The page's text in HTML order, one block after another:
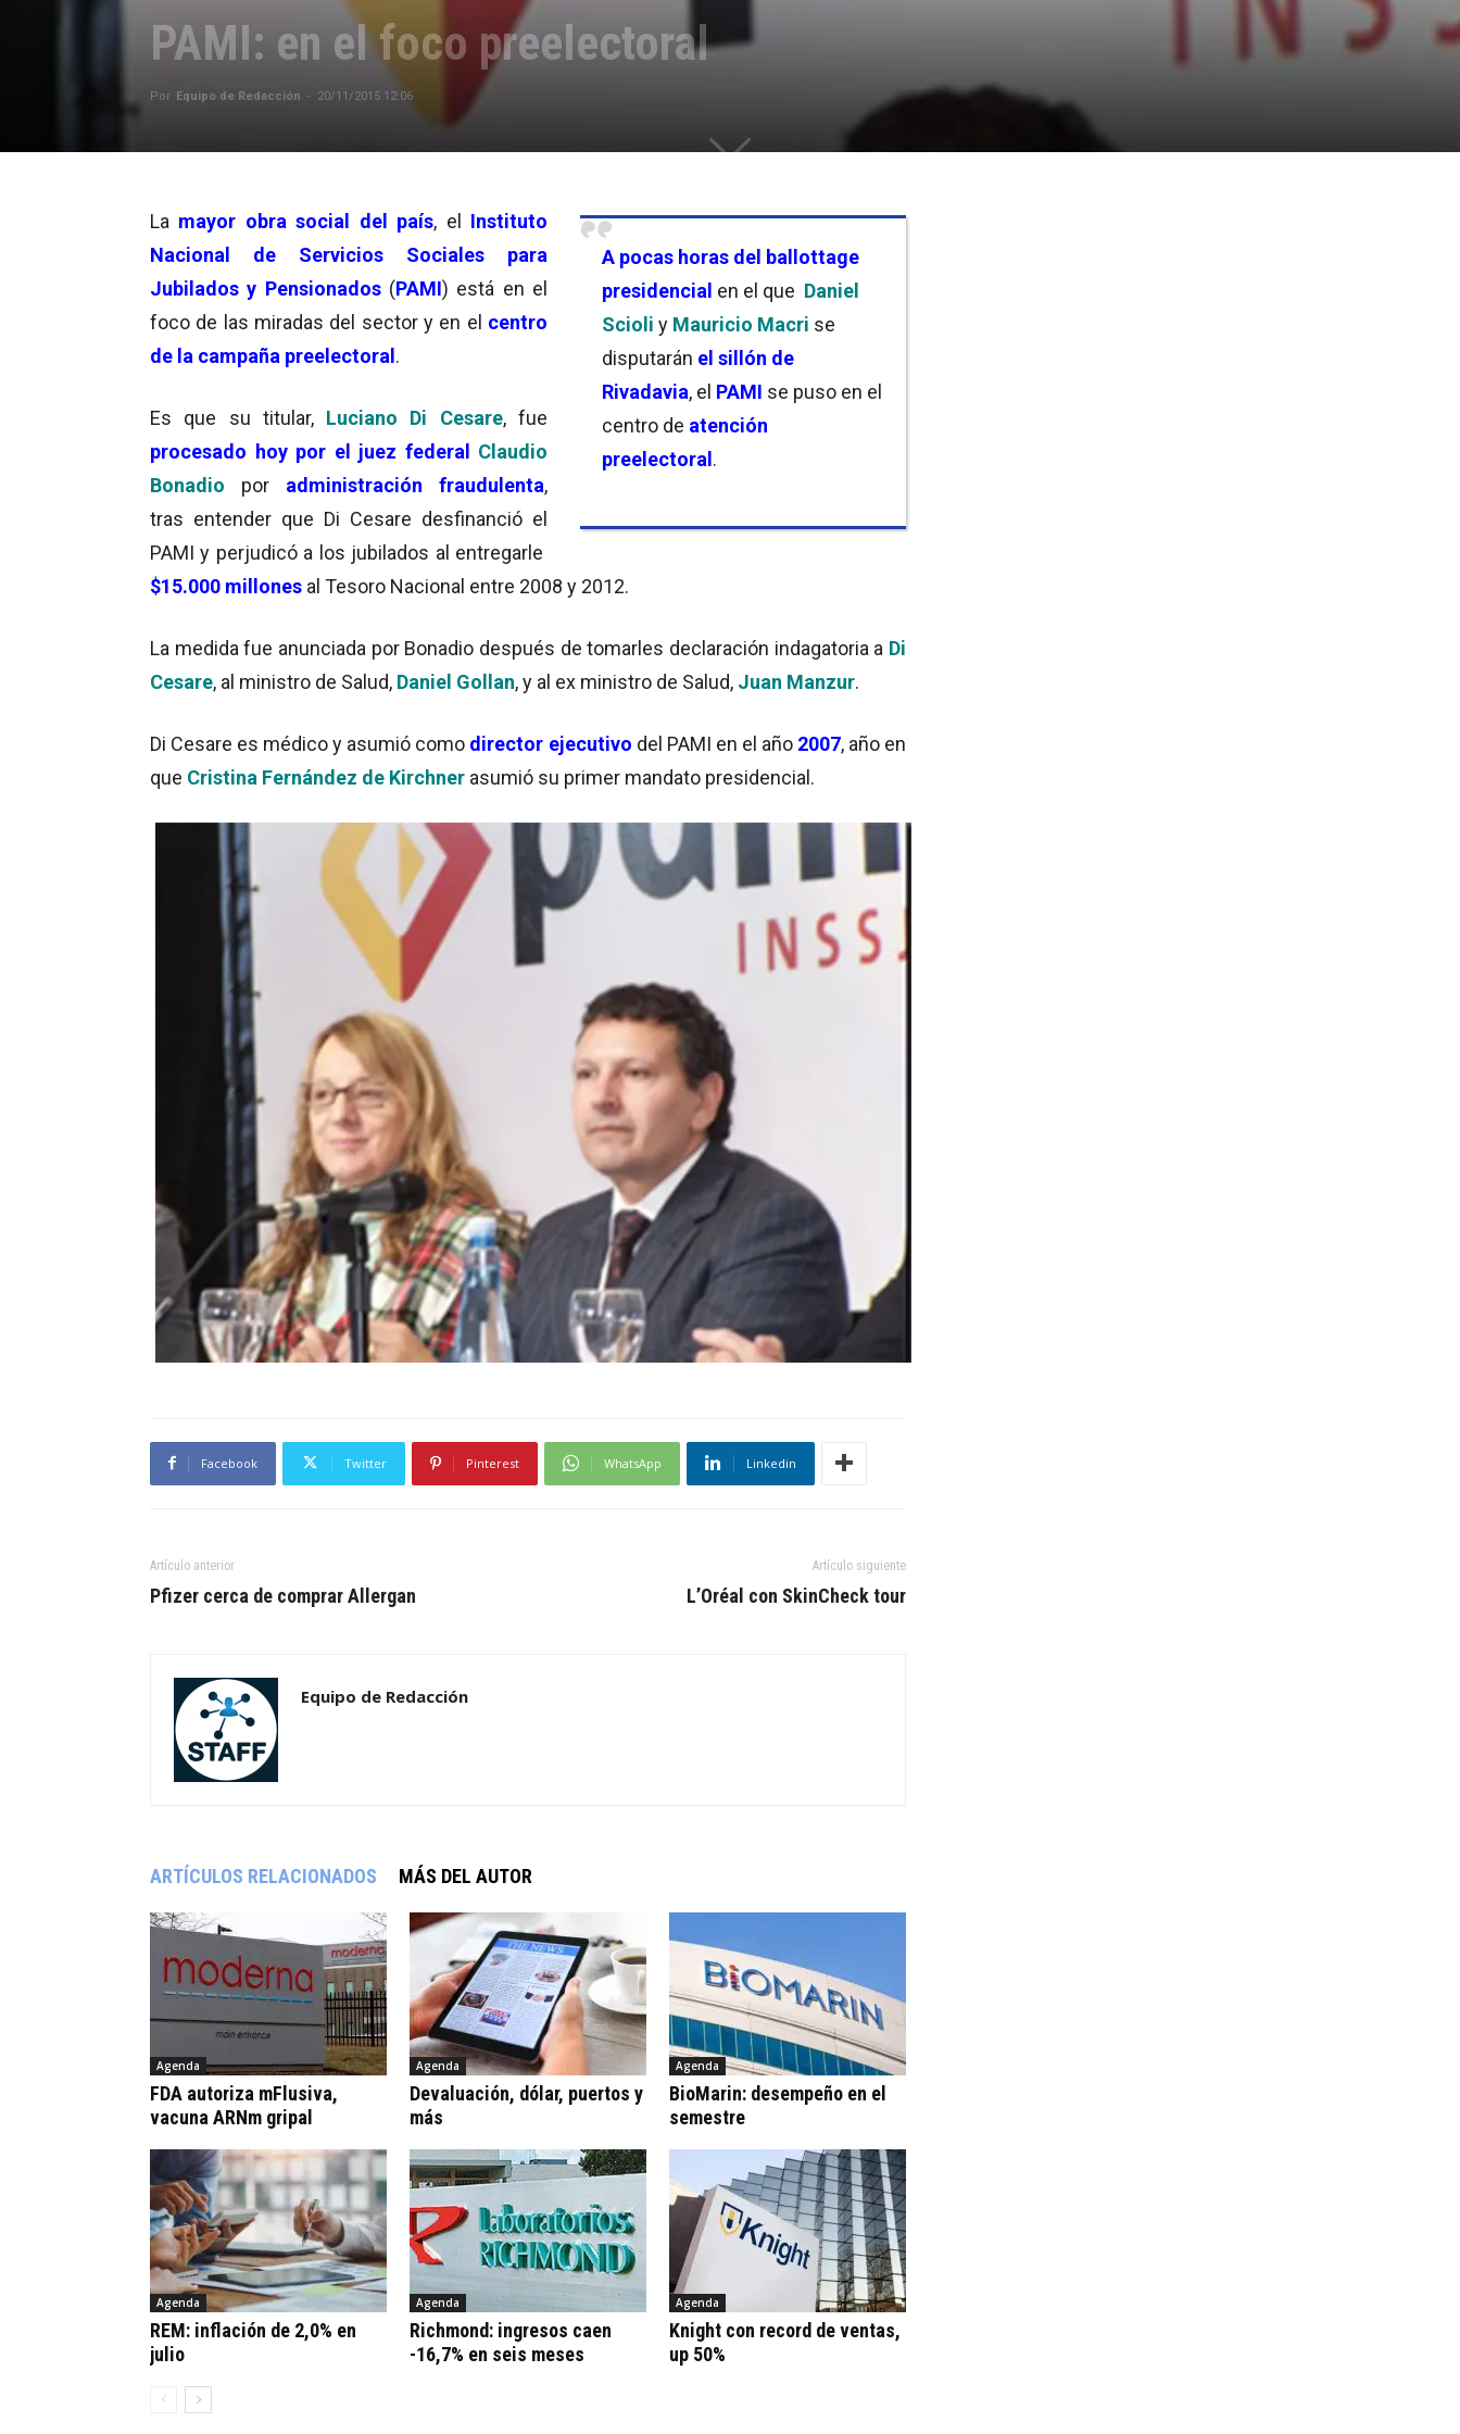
PAMI: en el foco preelectoral
Por Equipo de Redacción - 20/11/2015 12:06
A pocas horas del ballottage
presidencial en el que Daniel
Scioli y Mauricio Macri se
disputarán el sillón de
Rivadavia, el PAMI se puso en el
centro de atención
preelectoral.
La mayor obra social del país, el Instituto
Nacional de Servicios Sociales para
Jubilados y Pensionados(PAMI) está en el
foco de las miradas del sector y en el centro
de la campaña preelectoral.
Es que su titular, Luciano Di Cesare, fue
procesado hoy por el juez federal Claudio
Bonadio
por administración fraudulenta,
tras entender que Di Cesare desfinanció el
PAMI y perjudicó a los jubilados al entregarle
$15.000 millones al Tesoro Nacional entre 2008 y 2012.
La medida fue anunciada por Bonadio después de tomarles declaración indagatoria a Di
Cesare, al ministro de Salud, Daniel Gollan, y al ex ministro de Salud, Juan Manzur.
Di Cesare es médico y asumió como director ejecutivo del PAMI en el año 2007, año en
que Cristina Fernández de Kirchner asumió su primer mandato presidencial.
Facebook Twitter Pinterest WhatsApp Linkedin
Artículo anterior
Pfizer cerca de comprar Allergan
Artículo siguiente
L’Oréal con SkinCheck tour
Equipo de Redacción
ARTÍCULOS RELACIONADOS MÁS DEL AUTOR
Agenda
FDA autoriza mFlusiva,
vacuna ARNm gripal
Agenda
Devaluación, dólar, puertos y
más
Agenda
BioMarin: desempeño en el
semestre
Agenda
REM: inflación de 2,0% en
julio
Agenda
Richmond: ingresos caen
-16,7% en seis meses
Agenda
Knight con record de ventas,
up 50%